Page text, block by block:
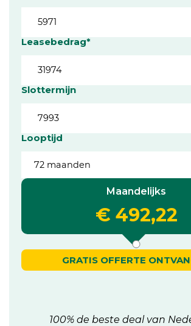
Leasebedrag*
Slottermijn
Looptijd
Maandelijks
€ 492,22
GRATIS OFFERTE
100% de beste deal van